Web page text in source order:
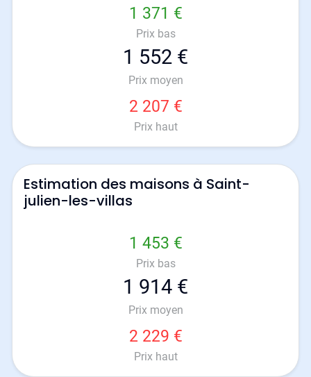
1 371 €
Prix bas
1 552 €
Prix moyen
2 207 €
Prix haut
Estimation des maisons à Saint-
julien-les-villas
1 453 €
Prix bas
1 914 €
Prix moyen
2 229 €
Prix haut